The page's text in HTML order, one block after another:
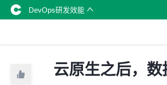
DevOps研发效能
云原生之后，数